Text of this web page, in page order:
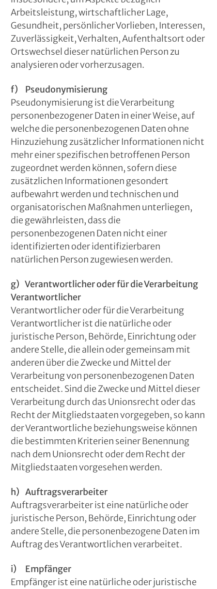
Arbeitsleistung, wirtschaftlicher Lage,
Gesundheit, persönlicher Vorlieben, Interessen,
Zuverlässigkeit, Verhalten, Aufenthaltsort oder
Ortswechsel dieser natürlichen Person zu
analysieren oder vorherzusagen.
f) Pseudonymisierung
Pseudonymisierung ist die Verarbeitung
personenbezogener Daten in einer Weise, auf
welche die personenbezogenen Daten ohne
Hinzuziehung zusätzlicher Informationen nicht
mehr einer spezifischen betroffenen Person
zugeordnet werden können, sofern diese
zusätzlichen Informationen gesondert
aufbewahrt werden und technischen und
organisatorischen Maßnahmen unterliegen,
die gewährleisten, dass die
personenbezogenen Daten nicht einer
identifizierten oder identifizierbaren
natürlichen Person zugewiesen werden.
g) Verantwortlicher oder für die Verarbeitung
Verantwortlicher
Verantwortlicher oder für die Verarbeitung
Verantwortlicher ist die natürliche oder
juristische Person, Behörde, Einrichtung oder
andere Stelle, die allein oder gemeinsam mit
anderen über die Zwecke und Mittel der
Verarbeitung von personenbezogenen Daten
entscheidet. Sind die Zwecke und Mittel dieser
Verarbeitung durch das Unionsrecht oder das
Recht der Mitgliedstaaten vorgegeben, so kann
der Verantwortliche beziehungsweise können
die bestimmten Kriterien seiner Benennung
nach dem Unionsrecht oder dem Recht der
Mitgliedstaaten vorgesehen werden.
h) Auftragsverarbeiter
Auftragsverarbeiter ist eine natürliche oder
juristische Person, Behörde, Einrichtung oder
andere Stelle, die personenbezogene Daten im
Auftrag des Verantwortlichen verarbeitet.
i) Empfänger
Empfänger ist eine natürliche oder juristische